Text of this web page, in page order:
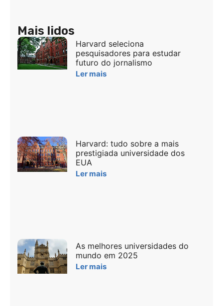
Mais lidos
Harvard seleciona
pesquisadores para estudar
futuro do jornalismo
Ler mais
Harvard: tudo sobre a mais
prestigiada universidade dos
EUA
Ler mais
As melhores universidades do
mundo em 2025
Ler mais